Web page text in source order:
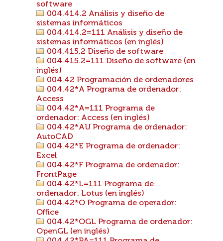
software
004.414.2 Análisis y diseño de
sistemas informáticos
004.414.2=111 Análisis y diseño de
sistemas informáticos (en inglés)
004.415.2 Diseño de software
004.415.2=111 Diseño de software (en
inglés)
004.42 Programación de ordenadores
004.42*A Programa de ordenador:
Access
004.42*A=111 Programa de
ordenador: Access (en inglés)
004.42*AU Programa de ordenador:
AutoCAD
004.42*E Programa de ordenador:
Excel
004.42*F Programa de ordenador:
FrontPage
004.42*L=111 Programa de
ordenador: Lotus (en inglés)
004.42*O Programa de operador:
Office
004.42*OGL Programa de ordenador:
OpenGL (en inglés)